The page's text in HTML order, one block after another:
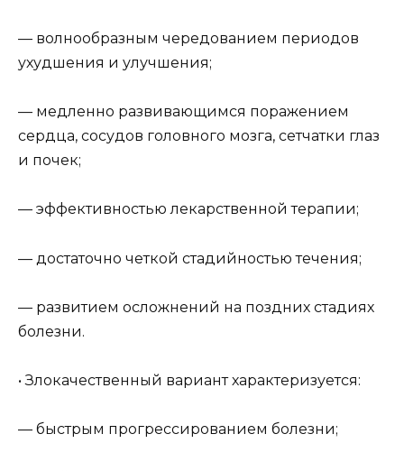
— волнообразным чередованием периодов
ухудшения и улучшения;
— медленно развивающимся поражением
сердца, сосудов головного мозга, сетчатки глаз
и почек;
— эффективностью лекарственной терапии;
— достаточно четкой стадийностью течения;
— развитием осложнений на поздних стадиях
болезни.
• Злокачественный вариант характеризуется:
— быстрым прогрессированием болезни;